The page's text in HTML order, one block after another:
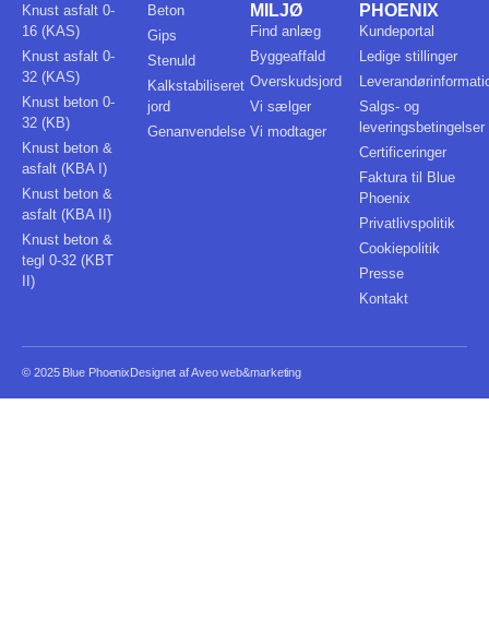
Knust asfalt 0-
16 (KAS)
Knust asfalt 0-
32 (KAS)
Knust beton 0-
32 (KB)
Knust beton &
asfalt (KBA I)
Knust beton &
asfalt (KBA II)
Knust beton &
tegl 0-32 (KBT
II)
Beton
Gips
Stenuld
Kalkstabiliseret
jord
Genanvendelse
MILJØ
Find anlæg
Byggeaffald
Overskudsjord
Vi sælger
Vi modtager
PHOENIX
Kundeportal
Ledige stillinger
Salgs- og
leveringsbetingelser
Certificeringer
Faktura til Blue
Phoenix
Privatlivspolitik
Cookiepolitik
Presse
Kontakt
© 2025 Blue PhoenixDesignet af Aveo web&marketing